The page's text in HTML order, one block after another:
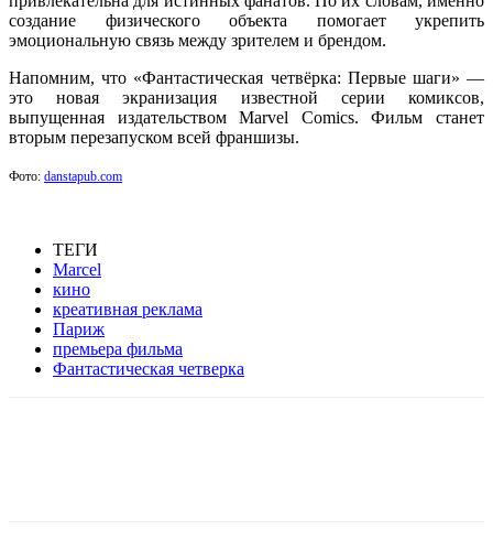
создание физического объекта помогает укрепить
эмоциональную связь между зрителем и брендом.
Напомним, что «Фантастическая четвёрка: Первые шаги» —
это новая экранизация известной серии комиксов,
выпущенная издательством Marvel Comics. Фильм станет
вторым перезапуском всей франшизы.
Фото: danstapub.com
ТЕГИ
Marcel
кино
креативная реклама
Париж
премьера фильма
Фантастическая четверка